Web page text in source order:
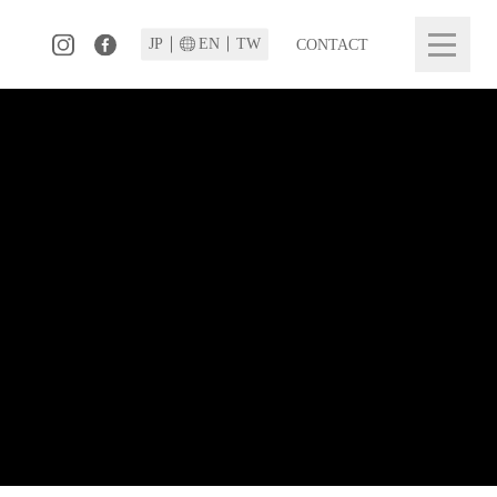
JP EN TW CONTACT